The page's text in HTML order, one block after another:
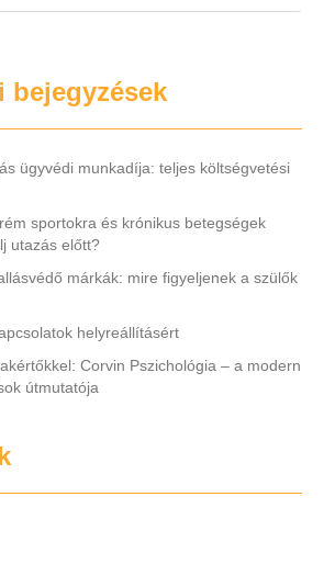
a szabványméreteket, sőt, azokat
bejegyzések
ügyvédi munkadíja: teljes költségvetési
sportokra és krónikus betegségek
utazás előtt?
márkák: mire figyeljenek a szülők
helyreállításért
Corvin Pszichológia – a modern
útmutatója